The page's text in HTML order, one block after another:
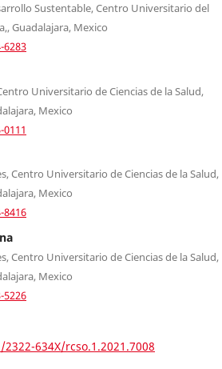
Sustentable, Centro Universitario del
Guadalajara, Mexico
Universitario de Ciencias de la Salud,
Mexico
Centro Universitario de Ciencias de la Salud,
Mexico
Centro Universitario de Ciencias de la Salud,
Mexico
634X/rcso.1.2021.7008